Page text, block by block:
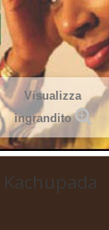
Visualizza
ingrandito